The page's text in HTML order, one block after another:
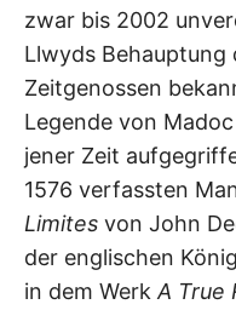
zwar bis 2002
Llwyds Behauptung
Zeitgenossen
Legende von
jener Zeit
1576 verfassten
Limites von John
der englischen
in dem Werk A True